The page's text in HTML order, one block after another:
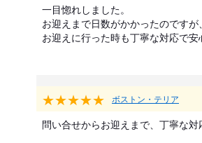
一目惚れしました。
お迎えまで日数がかかったのです
お迎えに行った時も丁寧な対応で安
★★★★★ ボストン・テリア
問い合せからお迎えまで、丁寧な